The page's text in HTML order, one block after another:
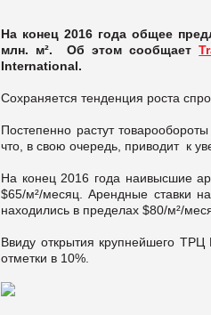
На конец 2016 года общее
млн. м². Об этом сообщает
International.
Сохраняется тенденция роста
Постепенно растут
что, в свою очередь, приводит к
На конец 2016 года наивысшие
$65/м²/месяц. Арендные ставки
находились в пределах $80/м²/
Ввиду открытия крупнейшего
отметки в 10%.